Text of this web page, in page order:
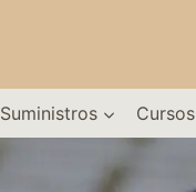
Suministros Cursos